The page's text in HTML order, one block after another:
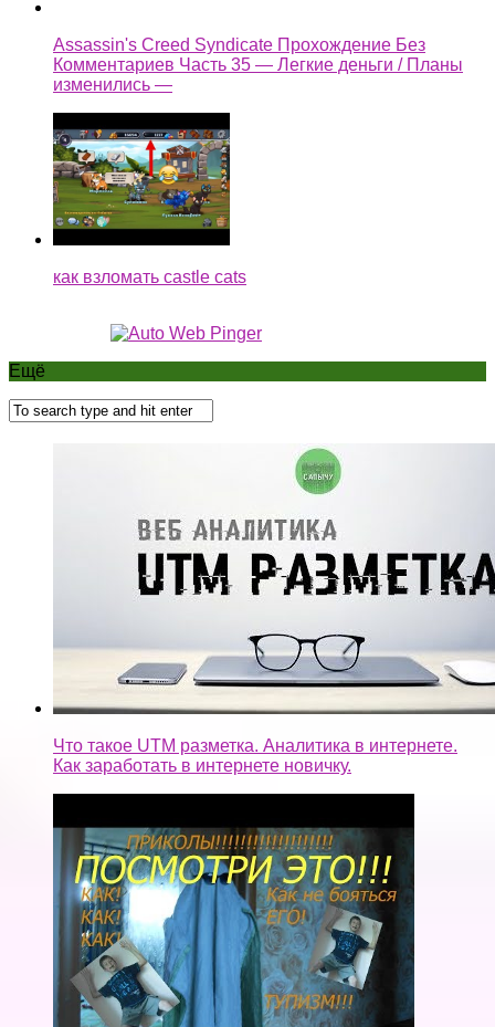
Assassin's Creed Syndicate Прохождение Без
Комментариев Часть 35 — Легкие деньги / Планы
изменились —
как взломать castle cats
Ещё
Что такое UTM разметка. Аналитика в интернете.
Как заработать в интернете новичку.